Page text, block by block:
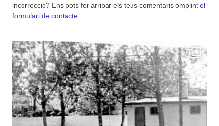
incorrecció? Ens pots fer arribar els teus comentaris omplint el
formulari de contacte